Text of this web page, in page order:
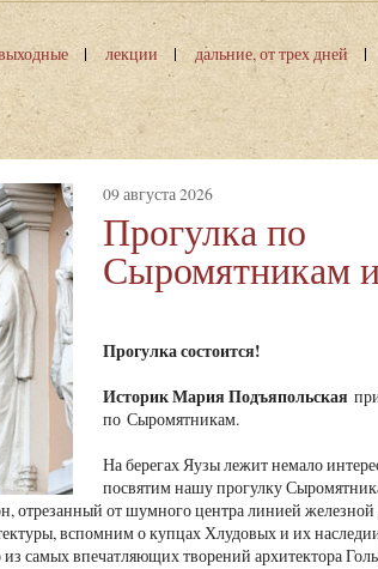
лекции дальние, от трех дней
09 августа 2026
Прогулка по
Сыромятникам
Прогулка состоится!
Историк Мария Подъяпольская
по Сыромятникам.
На берегах Яузы лежит немало
посвятим нашу прогулку
отрезанный от шумного центра линией
вспомним о купцах Хлудовых и их
самых впечатляющих творений архитектора